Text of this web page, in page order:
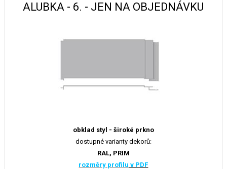
ALUBKA - 6. - JEN NA OBJEDNÁVKU
obklad styl - široké prkno
dostupné varianty dekorů:
RAL, PRIM
rozměry profilu v PDF